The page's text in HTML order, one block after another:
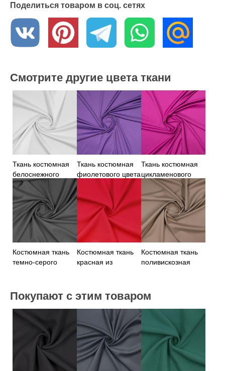
Поделиться товаром в соц. сетях
Смотрите другие цвета ткани
Ткань костюмная
белоснежного
цвета
Ткань костюмная
фиолетового цвета
Ткань костюмная
цикламенового
цвета
Костюмная ткань
темно-серого
Костюмная ткань
красная из
Костюмная ткань
поливискозная
Покупают с этим товаром